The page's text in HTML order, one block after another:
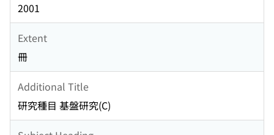
2001
Extent
冊
Additional Title
研究種目 基盤研究(C)